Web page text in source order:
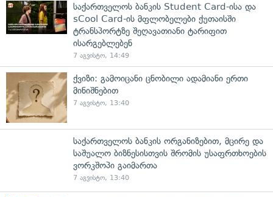
საქართველოს ბანკის Student Card-ისა და
sCool Card-ის მფლობელები ქუთაისში
ტრანსპორტზე შეღავათიანი ტარიფით
ისარგებლებენ
7 აგვისტო, 14:49
ქვიზი: გამოიცანი ცნობილი ადამიანი ერთი
მინიშნებით
7 აგვისტო, 13:40
საქართველოს ბანკის ორგანიზებით, მცირე და
საშუალო ბიზნესისთვის შრომის უსაფრთხოების
ვორკშოპი გაიმართა
7 აგვისტო, 13:40